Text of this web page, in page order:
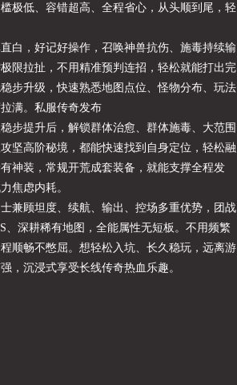
极低、容错超高、全程省心，从头顺到尾，轻
白，好记好操作，召唤神兽抗伤、施毒持续输
限拉扯，不用精准预判连招，轻松就能打出完
步升级，快速熟悉地图点位、怪物分布、玩法
满。 私服传奇发布
步提升后，解锁群体治愈、群体施毒、大范围
坚高阶秘境，都能快速找到自身定位，轻松融
神装，常规开荒成套装备，就能支撑全程发
焦虑内耗。
兼顾坦度、续航、输出、控场多重优势，团战
、深耕稀有地图，全能属性无短板。不用频繁
顺畅不憋屈。想轻松入坑、长久稳玩，远离游
，沉浸式享受长线传奇热血乐趣。